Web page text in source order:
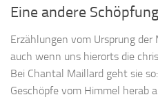
Eine andere
Erzählungen vom Ursprung
auch wenn uns hierorts die
Bei Chantal Maillard geht sie
Geschöpfe vom Himmel herab